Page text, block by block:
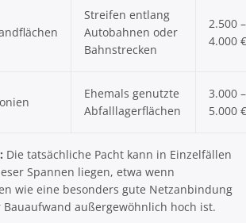
Streifen entlang
Autobahnen oder
Bahnstrecken
2.500 –
4.000 €
Ehemals genutzte
Abfalllagerflächen
3.000 –
5.000 €
Die tatsächliche Pacht kann in Einzelfällen
Spannen liegen, etwa wenn
wie eine besonders gute Netzanbindung
außergewöhnlich hoch ist.